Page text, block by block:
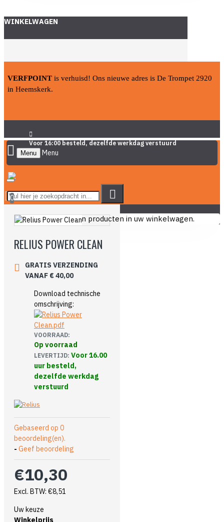
WINKELWAGEN
VERFPOINT is verhuisd! Ons nieuwe adres is De Trompet 2920
in Heemskerk.
Voor 16:00 besteld, dezelfde werkdag verstuurd
Menu
0
U heeft nog geen producten in uw winkelwagen.
RELIUS POWER CLEAN
GRATIS VERZENDING
VANAF € 40,00
Download technische
omschrijving:
VOORRAAD:
Op voorraad
LEVERTIJD: Voor 16.00
uur besteld,
dezelfde werkdag
verstuurd
Gebaseerd op 0
beoordeling(en).
- Geef beoordeling
€10,30
Excl. BTW: €8,51
Uw keuze
Winkelprijs